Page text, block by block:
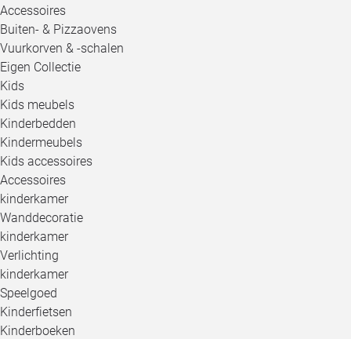
Accessoires
Buiten- & Pizzaovens
Vuurkorven & -schalen
Eigen Collectie
Kids
Kids meubels
Kinderbedden
Kindermeubels
Kids accessoires
Accessoires
kinderkamer
Wanddecoratie
kinderkamer
Verlichting
kinderkamer
Speelgoed
Kinderfietsen
Kinderboeken